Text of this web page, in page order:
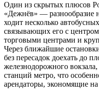
Один из скрытых плюсов
«Дежнёв» — разнообразие
ходит несколько
связывающих его с
торговыми центрами и
Через ближайшие
без пересадок доехать до
железнодорожного
станций метро, что
арендаторы, экономящие на